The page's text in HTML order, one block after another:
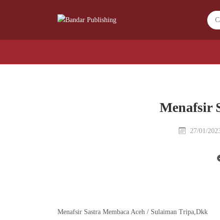
Menafsir
27/01/
Menafsir Sastra Membaca Aceh / Sulaiman Tripa,Dkk